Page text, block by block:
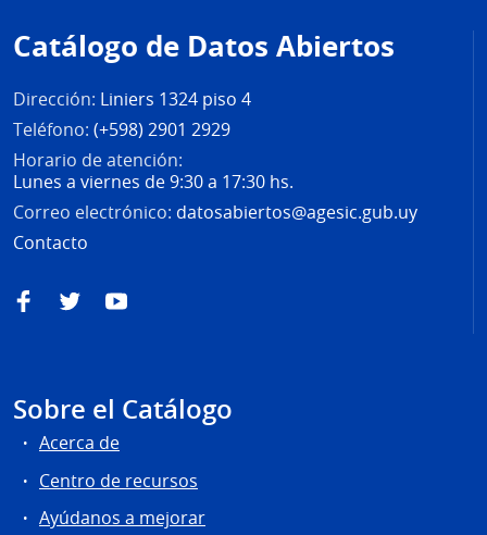
de
página
Catálogo de Datos Abiertos
Dirección: Liniers 1324 piso 4
Teléfono: (+598) 2901 2929
Horario de atención:
Lunes a viernes de 9:30 a 17:30 hs.
Correo electrónico: datosabiertos@agesic.gub.uy
Contacto
FacebookTwitterYouTube
Sobre el Catálogo
Acerca de
Centro de recursos
Ayúdanos a mejorar